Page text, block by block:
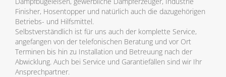
Finisher, Hosentopper und natürlich auch die dazugehörigen
Betriebs- und Hilfsmittel.
Selbstverständlich ist für uns auch der komplette Service,
angefangen von der telefonischen Beratung und vor Ort
Terminen bis hin zu Installation und Betreuung nach der
Abwicklung. Auch bei Service und Garantiefällen sind wir Ihr
Ansprechpartner.